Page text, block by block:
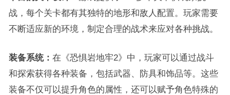
战，每个关卡都有其独特的地形和敌人配置。玩家需要
不断适应新的环境，制定合理的战术来应对各种挑战。
装备系统： 在《恐惧岩地牢2》中，玩家可以通过战斗
和探索获得各种装备，包括武器、防具和饰品等。这些
装备不仅可以提升角色的属性，还可以赋予角色特殊的